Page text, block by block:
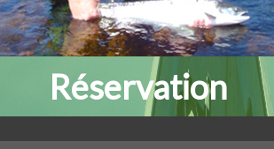
Réservation